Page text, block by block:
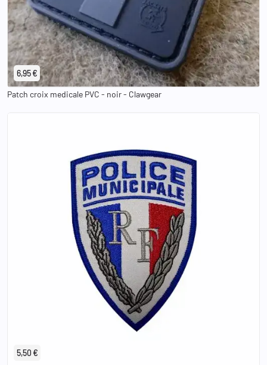
6,95 €
Patch croix medicale PVC - noir - Clawgear
5,50 €